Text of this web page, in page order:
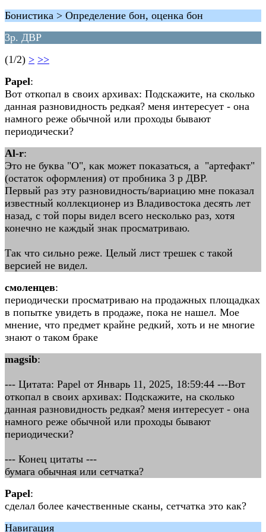
Бонистика > Определение бон, оценка бон
3р. ДВР
(1/2) > >>
Papel:
Вот откопал в своих архивах: Подскажите, на сколько
данная разновидность редкая? меня интересует - она
намного реже обычной или проходы бывают
периодически?
Al-r:
Это не буква "О", как может показаться, а "артефакт"
(остаток оформления) от пробника 3 р ДВР.
Первый раз эту разновидность/вариацию мне показал
известный коллекционер из Владивостока десять лет
назад, с той поры видел всего несколько раз, хотя
конечно не каждый знак просматриваю.
Так что сильно реже. Целый лист трешек с такой
версией не видел.
смоленцев:
периодически просматриваю на продажных площадках
в попытке увидеть в продаже, пока не нашел. Мое
мнение, что предмет крайне редкий, хоть и не многие
знают о таком браке
magsib:
--- Цитата: Papel от Январь 11, 2025, 18:59:44 ---Вот
откопал в своих архивах: Подскажите, на сколько
данная разновидность редкая? меня интересует - она
намного реже обычной или проходы бывают
периодически?
--- Конец цитаты ---
бумага обычная или сетчатка?
Papel:
сделал более качественные сканы, сетчатка это как?
Навигация